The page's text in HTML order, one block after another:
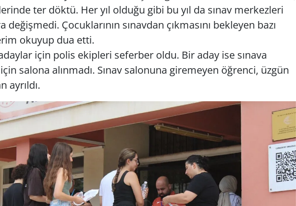
ter döktü. Her yıl olduğu gibi bu yıl da sınav merkezleri
Çocuklarının sınavdan çıkmasını bekleyen bazı
okuyup dua etti.
için polis ekipleri seferber oldu. Bir aday ise sınava
salona alınmadı. Sınav salonuna giremeyen öğrenci, üzgün
ayrıldı.